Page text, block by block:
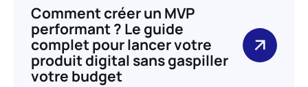
Comment créer un MVP
performant ? Le guide
complet pour lancer votre
produit digital sans gaspiller
votre budget